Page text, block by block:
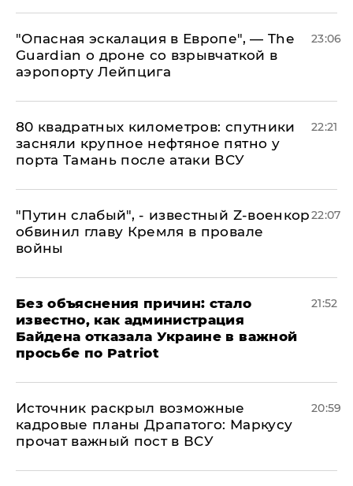
"Опасная эскалация в Европе", — The
Guardian о дроне со взрывчаткой в
аэропорту Лейпцига
23:06
80 квадратных километров: спутники
засняли крупное нефтяное пятно у
порта Тамань после атаки ВСУ
22:21
​"Путин слабый", - известный Z-военкор
обвинил главу Кремля в провале
войны
22:07
Без объяснения причин: стало
известно, как администрация
Байдена отказала Украине в важной
просьбе по Patriot
21:52
​Источник раскрыл возможные
кадровые планы Драпатого: Маркусу
прочат важный пост в ВСУ
20:59